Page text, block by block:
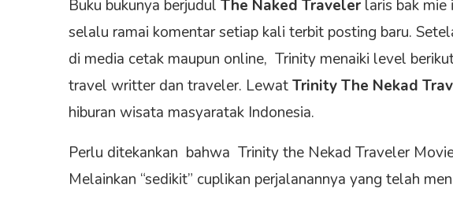
Buku bukunya berjudul The Naked Traveler laris bak
selalu ramai komentar setiap kali terbit posting baru.
di media cetak maupun online, Trinity menaiki level
travel writter dan traveler. LewatTrinity The Nekad
hiburan wisata masyaratak Indonesia.
Perlu ditekankan bahwa Trinity the Nekad Traveler
Melainkan “sedikit” cuplikan perjalanannya yang telah